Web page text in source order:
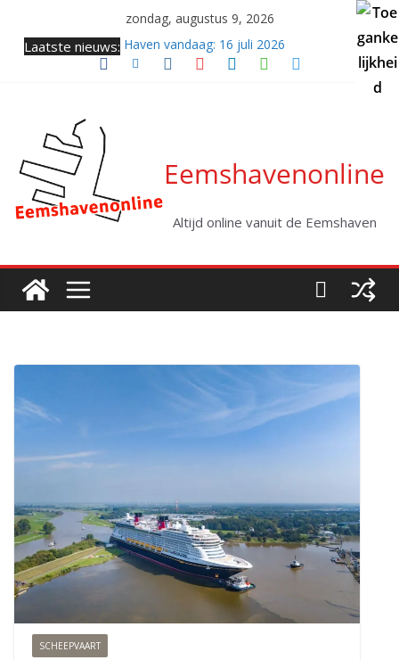
zondag, augustus 9, 2026
Laatste nieuws: Haven vandaag: 16 juli 2026
Samenkomst van twee giganten (video)
Eemshavenonline
Altijd online vanuit de Eemshaven
SCHEEPVAART